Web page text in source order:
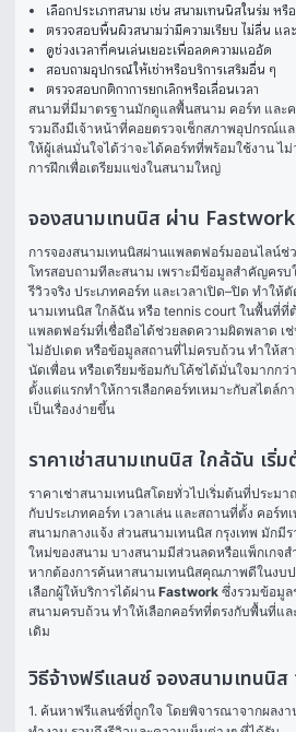
เลือกประเภทสนาม เช่น สนามเทนนิสในร่ม หรื
ตรวจสอบพื้นผิวสนามว่ามีความเรียบ ไม่ลื่น แ
ดูช่วงเวลาที่คนเล่นเยอะเพื่อลดความแออัด
สอบถามอุปกรณ์ให้เช่าหรือบริการเสริมอื่น ๆ
ตรวจสอบกติกาการยกเลิกหรือเลื่อนเวลา
สนามที่มีมาตรฐานมักดูแลพื้นสนาม คอร์ท และ
รวมถึงมีเจ้าหน้าที่คอยตรวจเช็กสภาพอุปกรณ์แ
ให้ผู้เล่นมั่นใจได้ว่าจะได้คอร์ทที่พร้อมใช้งาน ไ
การฝึกเพื่อเตรียมแข่งในสนามใหญ่
จองสนามเทนนิส ผ่าน Fastwork
การจองสนามเทนนิสผ่านแพลตฟอร์มออนไลน์ช่
โทรสอบถามทีละสนาม เพราะมีข้อมูลสำคัญครบ
รีวิวจริง ประเภทคอร์ท และเวลาเปิด–ปิด ทำให้
นามเทนนิส ใกล้ฉัน หรือ tennis court ในพื้นที่ที่
แพลตฟอร์มที่เชื่อถือได้ช่วยลดความผิดพลาด เ
ไม่อัปเดต หรือข้อมูลสถานที่ไม่ครบถ้วน ทำให้ส
นัดเพื่อน หรือเตรียมซ้อมกับโค้ชได้มั่นใจมากกว่
ตั้งแต่แรกทำให้การเลือกคอร์ทเหมาะกับสไตล์ก
เป็นเรื่องง่ายขึ้น
ราคาเช่าสนามเทนนิส ใกล้ฉัน เริ่ม
ราคาเช่าสนามเทนนิสโดยทั่วไปเริ่มต้นที่ประม
กับประเภทคอร์ท เวลาเล่น และสถานที่ตั้ง คอร์
สนามกลางแจ้ง ส่วนสนามเทนนิส กรุงเทพ มักมี
ใหม่ของสนาม บางสนามมีส่วนลดหรือแพ็กเกจส
หากต้องการค้นหาสนามเทนนิสคุณภาพดีในงบ
เลือกผู้ให้บริการได้ผ่าน Fastwork ซึ่งรวมข้อมูล
สนามครบถ้วน ทำให้เลือกคอร์ทที่ตรงกับพื้นที่แล
เดิม
วิธีจ้างฟรีแลนซ์ จองสนามเทนนิ
1. ค้นหาฟรีแลนซ์ที่ถูกใจ โดยพิจารณาจากผลง